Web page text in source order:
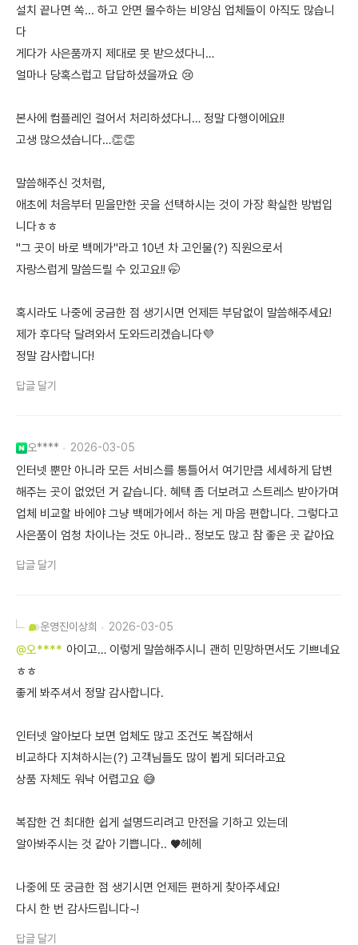
설치 끝나면 쏙... 하고 안면 몰수하는 비양심 업체들이 아직도 많습니
다
게다가 사은품까지 제대로 못 받으셨다니…
얼마나 당혹스럽고 답답하셨을까요 😢
본사에 컴플레인 걸어서 처리하셨다니… 정말 다행이에요!!
고생 많으셨습니다…👏👏
말씀해주신 것처럼,
애초에 처음부터 믿을만한 곳을 선택하시는 것이 가장 확실한 방법입
니다ㅎㅎ
"그 곳이 바로 백메가"라고 10년 차 고인물(?) 직원으로서
자랑스럽게 말씀드릴 수 있고요!! 🤭
혹시라도 나중에 궁금한 점 생기시면 언제든 부담없이 말씀해주세요!
제가 후다닥 달려와서 도와드리겠습니다💜
정말 감사합니다!
답글 달기
오**** 2026-03-05
인터넷 뿐만 아니라 모든 서비스를 통틀어서 여기만큼 세세하게 답변
해주는 곳이 없었던 거 같습니다. 혜택 좀 더보려고 스트레스 받아가며
업체 비교할 바에야 그냥 백메가에서 하는 게 마음 편합니다. 그렇다고
사은품이 엄청 차이나는 것도 아니라.. 정보도 많고 참 좋은 곳 같아요
답글 달기
운영진이상희 2026-03-05
@오**** 아이고… 이렇게 말씀해주시니 괜히 민망하면서도 기쁘네요
ㅎㅎ
좋게 봐주셔서 정말 감사합니다.
인터넷 알아보다 보면 업체도 많고 조건도 복잡해서
비교하다 지쳐하시는(?) 고객님들도 많이 뵙게 되더라고요
상품 자체도 워낙 어렵고요 😅
복잡한 건 최대한 쉽게 설명드리려고 만전을 기하고 있는데
알아봐주시는 것 같아 기쁩니다.. ♥️헤헤
나중에 또 궁금한 점 생기시면 언제든 편하게 찾아주세요!
다시 한 번 감사드립니다~!
답글 달기